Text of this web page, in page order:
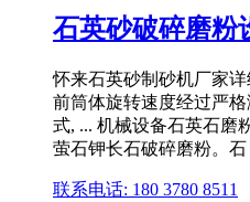
石英砂破碎磨粉
怀来石英砂制砂机厂家
前筒体旋转速度经过严
式, ... 机械设备石英石磨
萤石钾长石破碎磨粉。石
联系电话: 180 3780 8511